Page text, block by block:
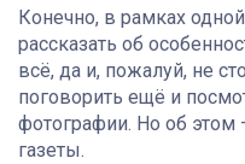
Конечно, в рамках
рассказать об
всё, да и, пожалуй, не
поговорить ещё и
фотографии. Но об
газеты.